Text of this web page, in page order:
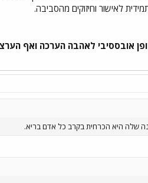
לאישור וחיזוקים מהסביבה.
אובססיבי לאהבה הערכה ואף
שלה היא הכרחית בקרב כל אדם בריא.